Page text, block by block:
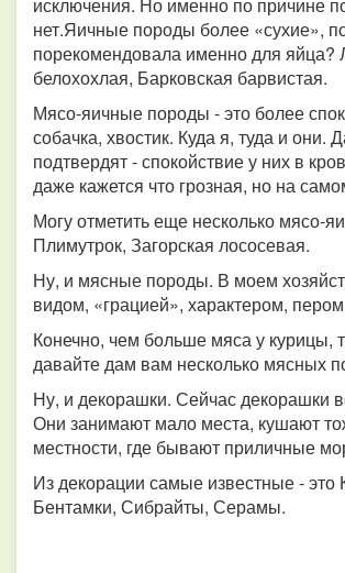
нет.Яичные породы более «сухие»,
порекомендовала именно для яйца?
белохохлая, Барковская барвистая.
Мясо-яичные породы - это более
собачка, хвостик. Куда я, туда и они.
подтвердят - спокойствие у них в
даже кажется что грозная, но на
Могу отметить еще несколько мясо-
Плимутрок, Загорская лососевая.
Ну, и мясные породы. В моем
видом, «грацией», характером,
Конечно, чем больше мяса у
давайте дам вам несколько мясных
Ну, и декорашки. Сейчас декорашки
Они занимают мало места, кушают
местности, где бывают приличные
Из декорации самые известные -
Бентамки, Сибрайты, Серамы.